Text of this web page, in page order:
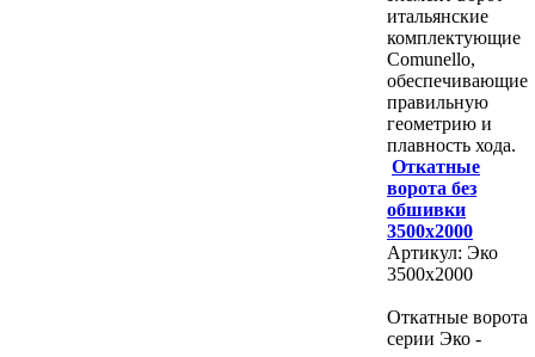
итальянские
комплектующие
Comunello,
обеспечивающие
правильную
геометрию и
плавность хода.
Откатные
ворота без
обшивки
3500х2000
Артикул: Эко
3500х2000
Откатные ворота
серии Эко -